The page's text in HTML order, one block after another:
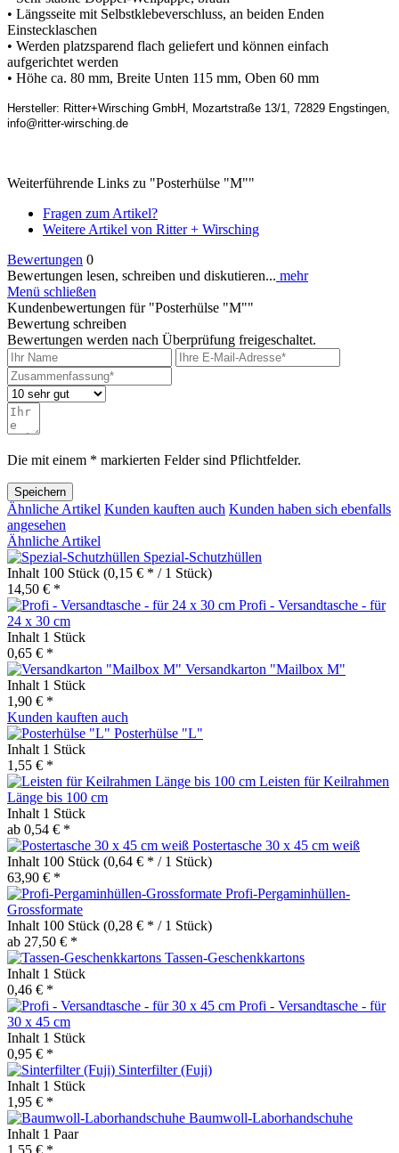
• Längsseite mit Selbstklebeverschluss, an beiden Enden
Einstecklaschen
• Werden platzsparend flach geliefert und können einfach
aufgerichtet werden
• Höhe ca. 80 mm, Breite Unten 115 mm, Oben 60 mm
Hersteller: Ritter+Wirsching GmbH, Mozartstraße 13/1, 72829 Engstingen,
info@ritter-wirsching.de
Weiterführende Links zu "Posterhülse "M""
Fragen zum Artikel?
Weitere Artikel von Ritter + Wirsching
Bewertungen 0
Bewertungen lesen, schreiben und diskutieren... mehr
Menü schließen
Kundenbewertungen für "Posterhülse "M""
Bewertung schreiben
Bewertungen werden nach Überprüfung freigeschaltet.
Die mit einem * markierten Felder sind Pflichtfelder.
Speichern
Ähnliche Artikel Kunden kauften auch Kunden haben sich ebenfalls
angesehen
Ähnliche Artikel
Spezial-Schutzhüllen
Inhalt 100 Stück (0,15 € * / 1 Stück)
14,50 € *
Profi - Versandtasche - für
24 x 30 cm
Inhalt 1 Stück
0,65 € *
Versandkarton "Mailbox M"
Inhalt 1 Stück
1,90 € *
Kunden kauften auch
Posterhülse "L"
Inhalt 1 Stück
1,55 € *
Leisten für Keilrahmen
Länge bis 100 cm
Inhalt 1 Stück
ab 0,54 € *
Postertasche 30 x 45 cm weiß
Inhalt 100 Stück (0,64 € * / 1 Stück)
63,90 € *
Profi-Pergaminhüllen-
Grossformate
Inhalt 100 Stück (0,28 € * / 1 Stück)
ab 27,50 € *
Tassen-Geschenkkartons
Inhalt 1 Stück
0,46 € *
Profi - Versandtasche - für
30 x 45 cm
Inhalt 1 Stück
0,95 € *
Sinterfilter (Fuji)
Inhalt 1 Stück
1,95 € *
Baumwoll-Laborhandschuhe
Inhalt 1 Paar
1,55 € *